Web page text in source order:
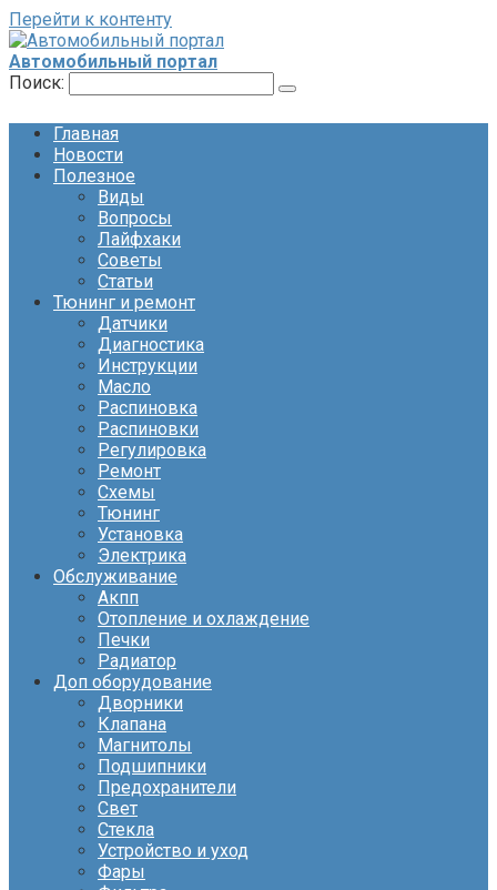
Перейти к контенту
Автомобильный портал
Поиск:
Главная
Новости
Полезное
Виды
Вопросы
Лайфхаки
Советы
Статьи
Тюнинг и ремонт
Датчики
Диагностика
Инструкции
Масло
Распиновка
Распиновки
Регулировка
Ремонт
Схемы
Тюнинг
Установка
Электрика
Обслуживание
Акпп
Отопление и охлаждение
Печки
Радиатор
Доп оборудование
Дворники
Клапана
Магнитолы
Подшипники
Предохранители
Свет
Стекла
Устройство и уход
Фары